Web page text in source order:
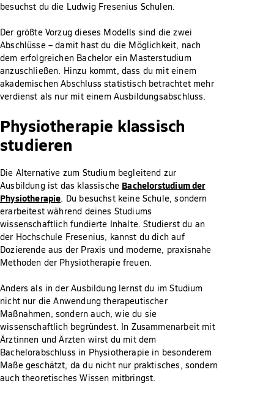
besuchst du die Ludwig Fresenius Schulen.
Der größte Vorzug dieses Modells sind die zwei
Abschlüsse – damit hast du die Möglichkeit, nach
dem erfolgreichen Bachelor ein Masterstudium
anzuschließen. Hinzu kommt, dass du mit einem
akademischen Abschluss statistisch betrachtet mehr
verdienst als nur mit einem Ausbildungsabschluss.
Physiotherapie klassisch
studieren
Die Alternative zum Studium begleitend zur
Ausbildung ist das klassische Bachelorstudium der
Physiotherapie. Du besuchst keine Schule, sondern
erarbeitest während deines Studiums
wissenschaftlich fundierte Inhalte. Studierst du an
der Hochschule Fresenius, kannst du dich auf
Dozierende aus der Praxis und moderne, praxisnahe
Methoden der Physiotherapie freuen.
Anders als in der Ausbildung lernst du im Studium
nicht nur die Anwendung therapeutischer
Maßnahmen, sondern auch, wie du sie
wissenschaftlich begründest. In Zusammenarbeit mit
Ärztinnen und Ärzten wirst du mit dem
Bachelorabschluss in Physiotherapie in besonderem
Maße geschätzt, da du nicht nur praktisches, sondern
auch theoretisches Wissen mitbringst.